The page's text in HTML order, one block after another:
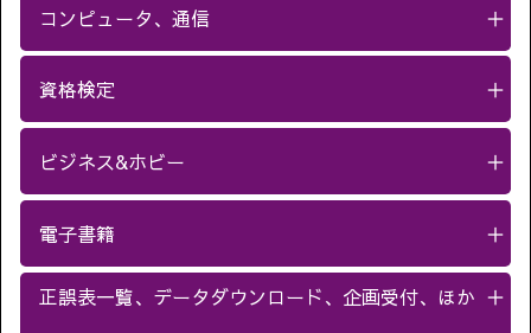
コンピュータ、通信 ＋
資格検定 ＋
ビジネス&ホビー ＋
電子書籍 ＋
正誤表一覧、データダウンロード、企画受付、ほか ＋